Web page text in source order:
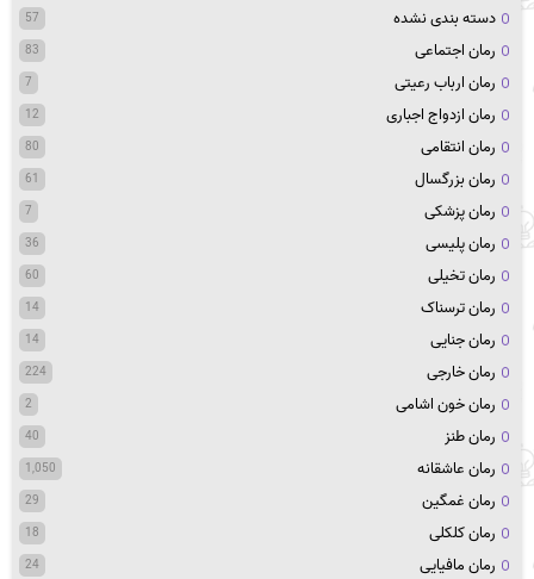
دسته بندی نشده 57
رمان اجتماعی 83
رمان ارباب رعیتی 7
رمان ازدواج اجباری 12
رمان انتقامی 80
رمان بزرگسال 61
رمان پزشکی 7
رمان پلیسی 36
رمان تخیلی 60
رمان ترسناک 14
رمان جنایی 14
رمان خارجی 224
رمان خون اشامی 2
رمان طنز 40
رمان عاشقانه 1,050
رمان غمگین 29
رمان کلکلی 18
رمان مافیایی 24